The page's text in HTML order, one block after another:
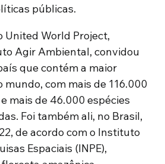
públicas.
United World Project,
Agir Ambiental, convidou
que contém a maior
com mais de 116.000
mais de 46.000 espécies
Foi também ali, no Brasil,
de acordo com o Instituto
Espaciais (INPE),